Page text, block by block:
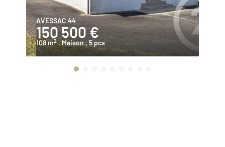
AVESSAC 44
150 500 €
108 m2 , Maison , 5 pcs